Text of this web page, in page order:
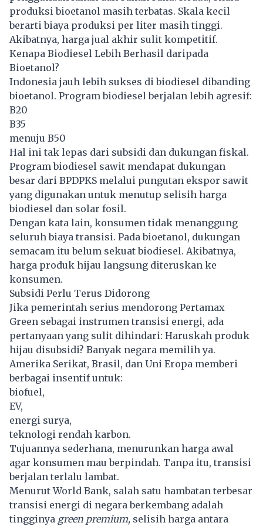
produksi bioetanol masih terbatas. Skala kecil
berarti biaya produksi per liter masih tinggi.
Akibatnya, harga jual akhir sulit kompetitif.
Kenapa Biodiesel Lebih Berhasil daripada
Bioetanol?
Indonesia jauh lebih sukses di biodiesel dibanding
bioetanol. Program biodiesel berjalan lebih agresif:
B20
B35
menuju B50
Hal ini tak lepas dari subsidi dan dukungan fiskal.
Program biodiesel sawit mendapat dukungan
besar dari BPDPKS melalui pungutan ekspor sawit
yang digunakan untuk menutup selisih harga
biodiesel dan solar fosil.
Dengan kata lain, konsumen tidak menanggung
seluruh biaya transisi. Pada bioetanol, dukungan
semacam itu belum sekuat biodiesel. Akibatnya,
harga produk hijau langsung diteruskan ke
konsumen.
Subsidi Perlu Terus Didorong
Jika pemerintah serius mendorong Pertamax
Green sebagai instrumen transisi energi, ada
pertanyaan yang sulit dihindari: Haruskah produk
hijau disubsidi? Banyak negara memilih ya.
Amerika Serikat, Brasil, dan Uni Eropa memberi
berbagai insentif untuk:
biofuel,
EV,
energi surya,
teknologi rendah karbon.
Tujuannya sederhana, menurunkan harga awal
agar konsumen mau berpindah. Tanpa itu, transisi
berjalan terlalu lambat.
Menurut World Bank, salah satu hambatan terbesar
transisi energi di negara berkembang adalah
tingginya green premium, selisih harga antara